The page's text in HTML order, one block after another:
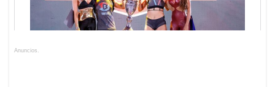
Anuncios.